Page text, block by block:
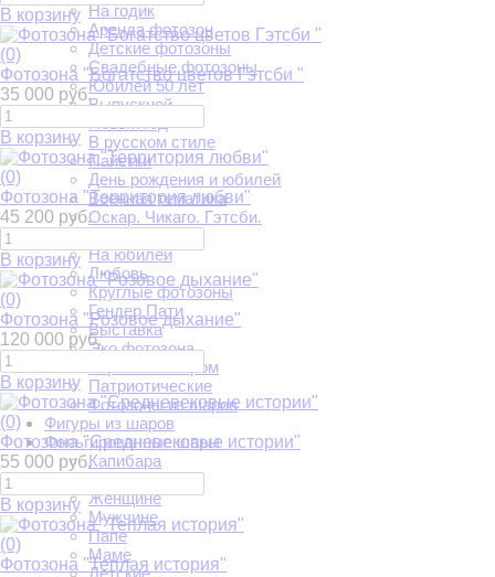
На годик
Аренда фотозон
Детские фотозоны
Свадебные фотозоны
Юбилей 50 лет
Выпускной
Новый год
В русском стиле
Пайетки
День рождения и юбилей
Военная тематика
Оскар. Чикаго. Гэтсби.
На юбилей
Любовь
Круглые фотозоны
Гендер Пати
Выставка
Эко фотозона
Корзина с шаром
Патриотические
Фотозоны из шаров
Фигуры из шаров
Фольгированные шары
Капибара
Игры
Женщине
Мужчине
Папе
Маме
Детские
В корзину
(0)
Фотозона "Богатство цветов Гэтсби "
35 000 руб.
В корзину
(0)
Фотозона "Территория любви"
45 200 руб.
В корзину
(0)
Фотозона "Розовое дыхание"
120 000 руб.
В корзину
(0)
Фотозона "Средневековые истории"
55 000 руб.
В корзину
(0)
Фотозона "Теплая история"